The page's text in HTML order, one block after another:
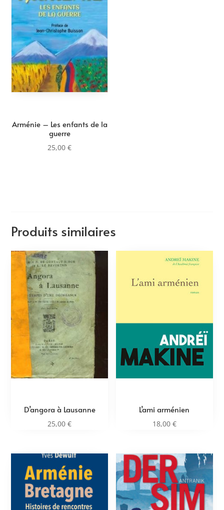
Arménie – Les enfants de la
guerre
25,00€
Produits similaires
D’angora à Lausanne
25,00€
L’ami arménien
18,00 €